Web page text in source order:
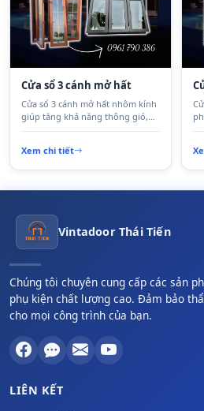
Cửa sổ 3 cánh mở hất
Cửa sổ 3 cánh mở hất nhôm kính
giúp tăng khả năng thông gió,
lấy sáng tự nhiên và hạn chế
đại, phù hợp với nhà phố, biệt
Xem chi tiết
Vintadoor Thái Tiến
Chúng tôi chuyên cung cấp các sản
phụ kiện chất lượng cao. Đảm bảo
cho mọi công trình của bạn.
LIÊN KẾT